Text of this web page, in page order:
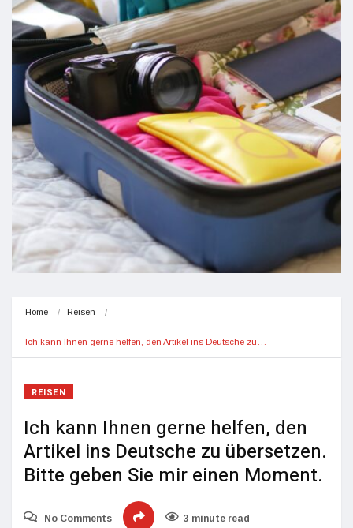
Home Reisen
Ich kann Ihnen gerne helfen, den Artikel ins Deutsche zu…
REISEN
Ich kann Ihnen gerne helfen, den
Artikel ins Deutsche zu übersetzen.
Bitte geben Sie mir einen Moment.
No Comments 3 minute read